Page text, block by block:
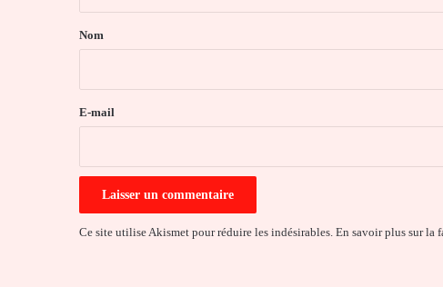
a
e
Nom
E-mail
Ce site utilise Akismet pour réduire les indésirables. En savoir plus sur la